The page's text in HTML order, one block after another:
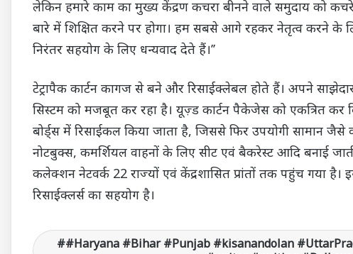
लेकिन हमारे काम का मुख्य केंद्रण कचरा बीनने वाले समुदाय को
बारे में शिक्षित करने पर होगा। हम सबसे आगे रहकर नेतृत्व करने
निरंतर सहयोग के लिए धन्यवाद देते हैं।’’
टेट्रापैक कार्टन कागज से बने और रिसाईक्लेबल होते हैं। अपने
सिस्टम को मजबूत कर रहा है। यूज़्ड कार्टन पैकेजेस को एकत्रित कर
बोर्ड्स में रिसाईकल किया जाता है, जिससे फिर उपयोगी सामान
नोटबुक्स, कमर्शियल वाहनों के लिए सीट एवं बैकरेस्ट आदि बनाई
कलेक्शन नेटवर्क 22 राज्यों एवं केंद्रशासित प्रांतों तक पहुंच गया
रिसाईक्लर्स का सहयोग है।
#Haryana #Bihar #Punjab #kisanandolan